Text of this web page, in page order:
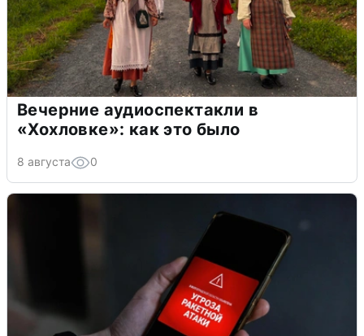
Вечерние аудиоспектакли в
«Хохловке»: как это было
8 августа 0